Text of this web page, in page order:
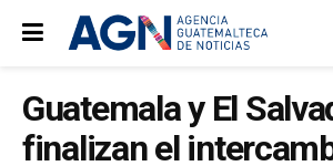
Guatemala y El
finalizan el